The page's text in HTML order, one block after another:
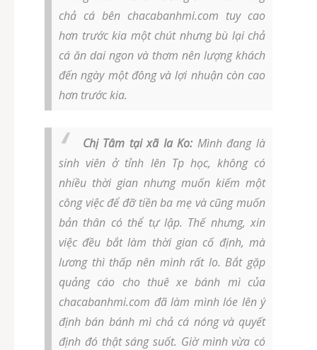
chả cá bên chacabanhmi.com tuy cao
hơn trước kia một chút nhưng bù lại chả
cá ăn dai ngon và thơm nên lượng khách
đến ngày một đông và lợi nhuận còn cao
hơn trước kia.
Chị Tâm tại xã Ia Ko: Mình đang là
sinh viên ở tỉnh lên Tp học, không có
nhiều thời gian nhưng muốn kiếm một
công việc để đỡ tiền ba mẹ và cũng muốn
bản thân có thể tự lập. Thế nhưng, xin
việc đều bắt làm thời gian cố định, mà
lương thì thấp nên mình rất lo. Bắt gặp
quảng cáo cho thuê xe bánh mì của
chacabanhmi.com đã làm mình lóe lên ý
định bán bánh mì chả cá nóng và quyết
định đó thật sáng suốt. Giờ mình vừa có